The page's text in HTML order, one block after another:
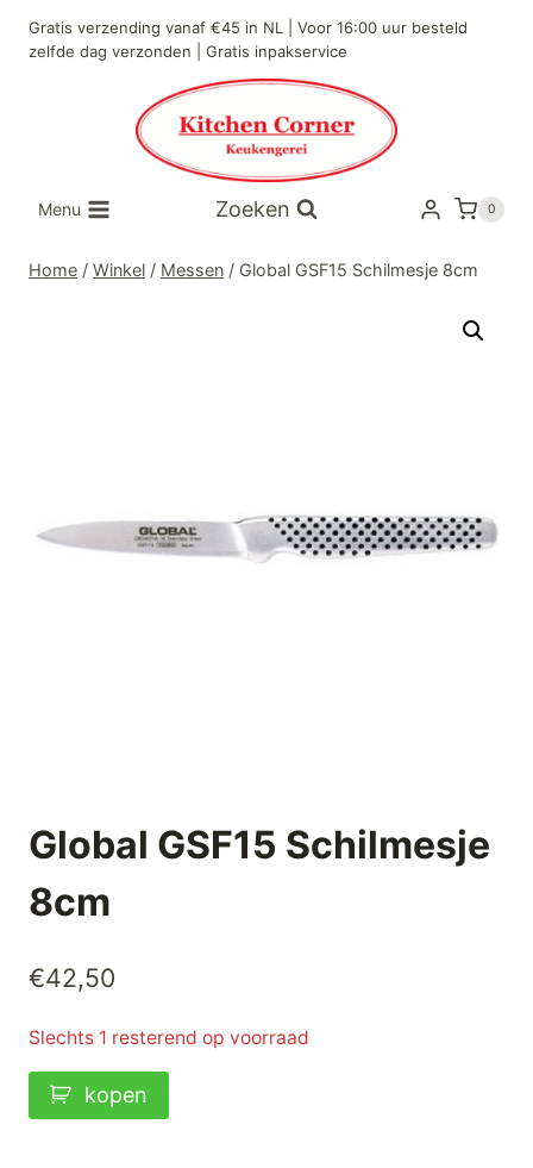
naar
Gratis verzending vanaf €45 in NL | Voor 16:00 uur besteld
zelfde dag verzonden | Gratis inpakservice
Menu Zoeken 0
Home / Winkel / Messen / Global GSF15 Schilmesje 8cm
Global GSF15 Schilmesje
8cm
€42,50
Slechts 1 resterend op voorraad
Global
GSF15
kopen